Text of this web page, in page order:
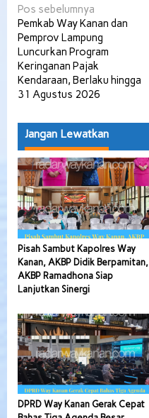
Navigasi
pos
Pos sebelumnya
Pemkab Way Kanan dan
Pemprov Lampung
Luncurkan Program
Keringanan Pajak
Kendaraan, Berlaku hingga
31 Agustus 2026
Jangan Lewatkan
Pisah Sambut Kapolres Way
Kanan, AKBP Didik Berpamitan,
AKBP Ramadhona Siap
Lanjutkan Sinergi
DPRD Way Kanan Gerak Cepat